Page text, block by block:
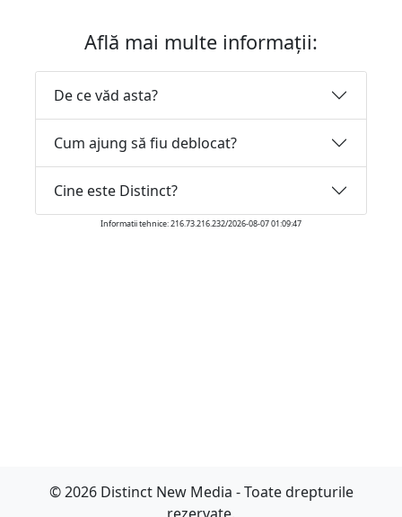
Află mai multe informații:
De ce văd asta?
Cum ajung să fiu deblocat?
Cine este Distinct?
Informatii tehnice: 216.73.216.232/2026-08-07 01:09:47
© 2026 Distinct New Media - Toate drepturile